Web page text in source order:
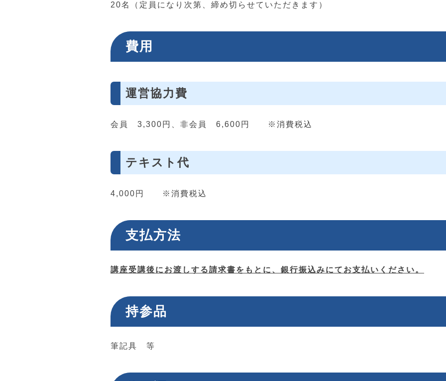
20名（定員になり次第、締め切らせていただきます）
費用
運営協力費
会員 3,300円、非会員 6,600円 ※消費税込
テキスト代
4,000円 ※消費税込
支払方法
講座受講後にお渡しする請求書をもとに、銀行振込みにてお支払いください。
持参品
筆記具 等